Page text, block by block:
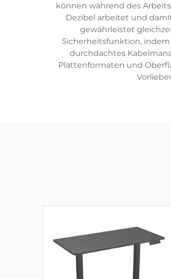
können während des
Dezibel arbeitet und
gewährleistet
Sicherheitsfunktion,
durchdachtes
Plattenformaten und